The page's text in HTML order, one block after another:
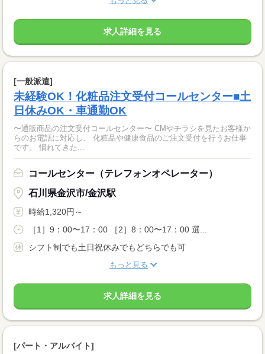
求人詳細を見る
[一般派遣]
未経験OK！化粧品注文受付コールセンター■土
日休みOK・車通勤OK
〜通販商品の注文受付コールセンター〜 CMやチラシを見たお客様か
らのお電話に対応し、 化粧品や健康食品のご注文受付を行うお仕事
です。 慣れてきた...
コールセンター（テレフォンオペレーター）
石川県金沢市/金沢駅
時給1,320円～
［1］9：00〜17：00 ［2］8：00〜17：00 選...
シフト制でも土日祝休みでもどちらでも可
もっと見る
求人詳細を見る
[パート・アルバイト]